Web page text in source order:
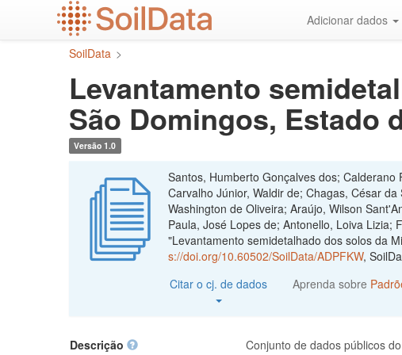
Adicionar dados
SoilData >
Levantamento
São Domingos, Estado
Versão 1.0
Santos, Humberto Gonçalves dos;
Carvalho Júnior, Waldir de; Chagas, César
Washington de Oliveira; Araújo, Wilson
Paula, José Lopes de; Antonello, Loiva Lizia;
"Levantamento semidetalhado dos solos da
s://doi.org/10.60502/SoilData/ADPFKW,
Citar o cj. de dados
Aprenda sobre
Descrição
Conjunto de dados públicos